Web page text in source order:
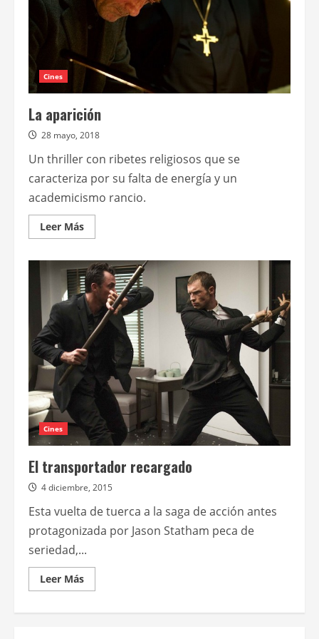
Cines
La aparición
28 mayo, 2018
Un thriller con ribetes religiosos que se
caracteriza por su falta de energía y un
academicismo rancio.
Leer MásLeer
más
La
aparición
Cines
El transportador recargado
4 diciembre, 2015
Esta vuelta de tuerca a la saga de acción antes
protagonizada por Jason Statham peca de
seriedad,...
Leer MásLeer
más